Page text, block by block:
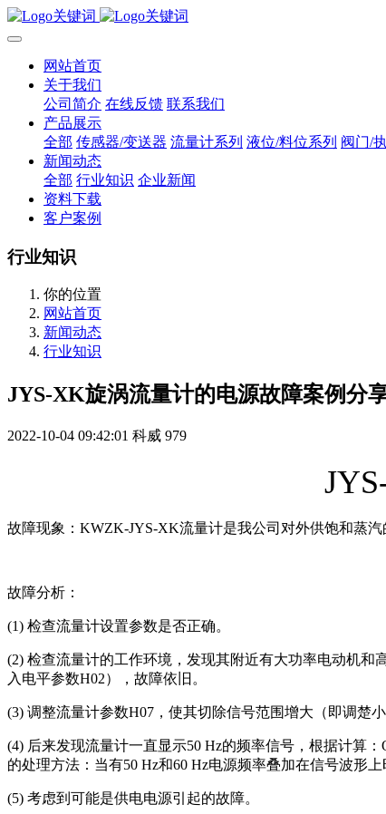
网站首页
关于我们
公司简介 在线反馈 联系我们
产品展示
全部 传感器/变送器 流量计系列 液位/料位系列 阀门/
新闻动态
全部 行业知识 企业新闻
资料下载
客户案例
行业知识
你的位置
网站首页
新闻动态
行业知识
JYS-XK旋涡流量计的电源故障案例分
2022-10-04 09:42:01 科威 979
故障现象：KWZK-JYS-XK流量计是我公司对外供饱和蒸
故障分析：
(1) 检查流量计设置参数是否正确。
(2) 检查流量计的工作环境，发现其附近有大功率电动机
入电平参数H02），故障依旧。
(3) 调整流量计参数H07，使其切除信号范围增大（即调楚
(4) 后来发现流量计一直显示50 Hz的频率信号，根据计算
的处理方法：当有50 Hz和60 Hz电源频率叠加在信号波形
(5) 考虑到可能是供电电源引起的故障。